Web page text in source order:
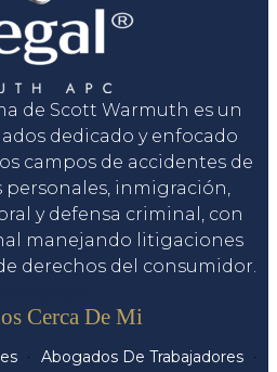
de Scott Warmuth es un
dedicado y enfocado
campos de accidentes de
inmigración,
y defensa criminal, con
manejando litigaciones
derechos del consumidor.
Cerca De Mi
Abogados De Trabajadores